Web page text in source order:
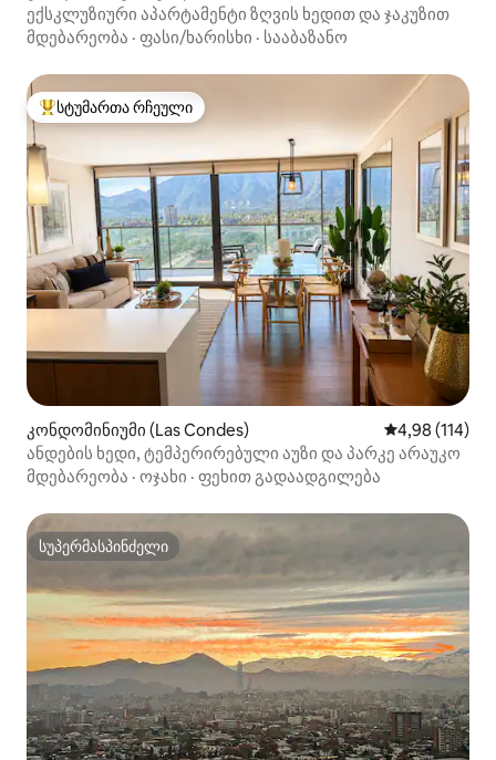
ექსკლუზიური აპარტამენტი ზღვის ხედით და ჯაკუზით
მდებარეობა · ფასი/ხარისხი · სააბაზანო
სტუმართა რჩეული მოწინავე ვარიანტი
სტუმართა რჩეული
კონდომინიუმი (Las Condes) საშუალო
4,98 (114)
ანდების ხედი, ტემპერირებული აუზი და პარკე არაუკო
მდებარეობა · ოჯახი · ფეხით გადაადგილება
სუპერმასპინძელი
სუპერმასპინძელი